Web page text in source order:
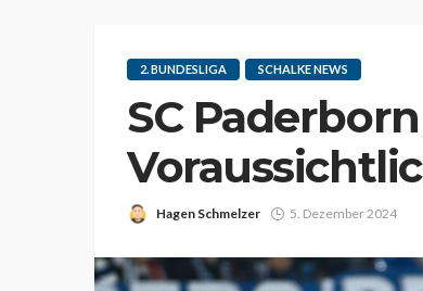
2. BUNDESLIGA SCHALKE NEWS
SC
Hagen Schmelzer 5. Dezember 2024